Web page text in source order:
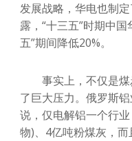
发展战略，华电也制
露，“十三五”时期中
五”期间降低20%。
事实上，不仅是煤
了巨大压力。俄罗斯
说，仅电解铝一个行
物)、4亿吨粉煤灰，而